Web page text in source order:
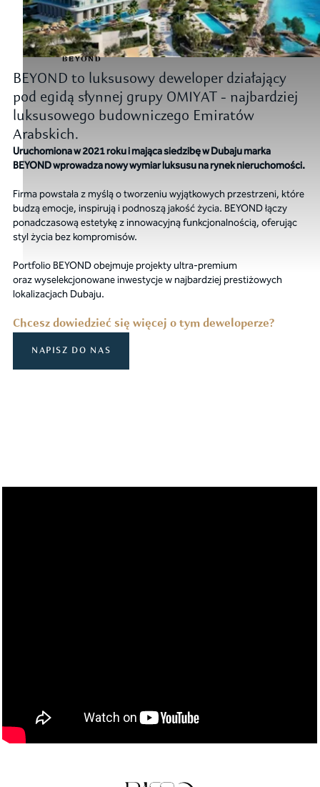
BEYOND to luksusowy deweloper działający
pod egidą słynnej grupy OMIYAT - najbardziej
luksusowego budowniczego Emiratów
Arabskich.
Uruchomiona w 2021 roku i mająca siedzibę w Dubaju marka
BEYOND wprowadza nowy wymiar luksusu na rynek nieruchomości.
Firma powstała z myślą o tworzeniu wyjątkowych przestrzeni, które
budzą emocje, inspirują i podnoszą jakość życia. BEYOND łączy
ponadczasową estetykę z innowacyjną funkcjonalnością, oferując
styl życia bez kompromisów.
Portfolio BEYOND obejmuje projekty ultra-premium
oraz wyselekcjonowane inwestycje w najbardziej prestiżowych
lokalizacjach Dubaju.
Chcesz dowiedzieć się więcej o tym deweloperze?
NAPISZ DO NAS